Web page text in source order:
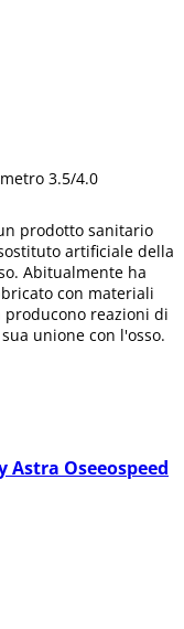
3.5/4.0
prodotto sanitario
artificiale della
Abitualmente ha
con materiali
reazioni di
unione con l'osso.
con gli
Oseeospeed